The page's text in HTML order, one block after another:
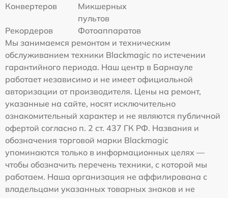
Конвертеров
Микшерных
пультов
Рекордеров
Фотоаппаратов
Мы занимаемся ремонтом и техническим
обслуживанием техники Blackmagic по истечении
гарантийного периода. Наш центр в Барнауле
работает независимо и не имеет официальной
авторизации от производителя. Цены на ремонт,
указанные на сайте, носят исключительно
ознакомительный характер и не являются публичной
офертой согласно п. 2 ст. 437 ГК РФ. Названия и
обозначения торговой марки Blackmagic
упоминаются только в информационных целях —
чтобы обозначить перечень техники, с которой мы
работаем. Наша организация не аффилирована с
владельцами указанных товарных знаков и не